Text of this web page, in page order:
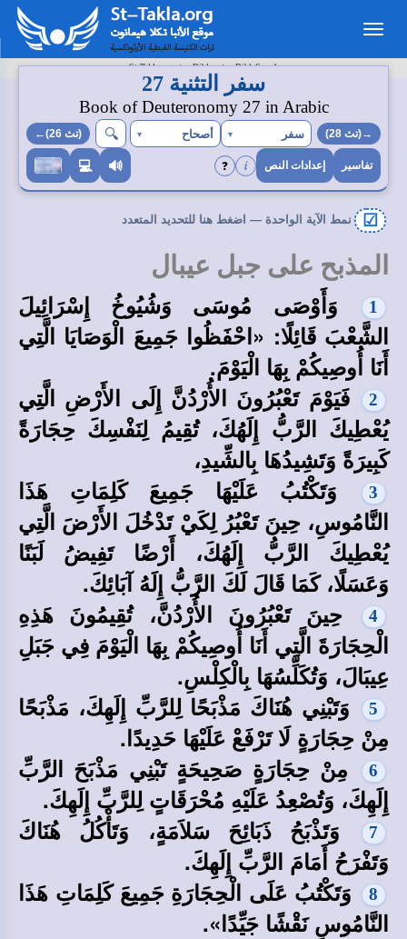
Toggle
navigation
St-Takla.org> Bibles> BibleSearch
تفاسير إعدادات النص i
❓
→(تث 28)
سفر التثنية 27
(تث 26)←
Book of Deuteronomy 27 in Arabic
سفر ▾ أصحاح ▾
🔍︎
🔊
💻
☑ نمط الآية الواحدة — اضغط هنا للتحديد المتعدد
المذبح على جبل عيبال
1
وَأَوْصَى مُوسَى وَشُيُوخُ إِسْرَائِيلَ
الشَّعْبَ قَائِلًا: «احْفَظُوا جَمِيعَ الْوَصَايَا الَّتِي
أَنَا أُوصِيكُمْ بِهَا الْيَوْمَ.
2
فَيَوْمَ تَعْبُرُونَ الأُرْدُنَّ إِلَى الأَرْضِ الَّتِي
يُعْطِيكَ الرَّبُّ إِلَهُكَ، تُقِيمُ لِنَفْسِكَ حِجَارَةً
كَبِيرَةً وَتَشِيدُهَا بِالشِّيدِ،
3
وَتَكْتُبُ عَلَيْهَا جَمِيعَ كَلِمَاتِ هَذَا
النَّامُوسِ، حِينَ تَعْبُرُ لِكَيْ تَدْخُلَ الأَرْضَ الَّتِي
يُعْطِيكَ الرَّبُّ إِلَهُكَ، أَرْضًا تَفِيضُ لَبَنًا
وَعَسَلًا، كَمَا قَالَ لَكَ الرَّبُّ إِلَهُ آبَائِكَ.
4
حِينَ تَعْبُرُونَ الأُرْدُنَّ، تُقِيمُونَ هَذِهِ
الْحِجَارَةَ الَّتِي أَنَا أُوصِيكُمْ بِهَا الْيَوْمَ فِي جَبَلِ
عِيبَالَ، وَتُكَلِّسُهَا بِالْكِلْسِ.
5
وَتَبْنِي هُنَاكَ مَذْبَحًا لِلرَّبِّ إِلَهِكَ، مَذْبَحًا
مِنْ حِجَارَةٍ لَا تَرْفَعْ عَلَيْهَا حَدِيدًا.
6
مِنْ حِجَارَةٍ صَحِيحَةٍ تَبْنِي مَذْبَحَ الرَّبِّ
إِلَهِكَ، وَتُصْعِدُ عَلَيْهِ مُحْرَقَاتٍ لِلرَّبِّ إِلَهِكَ.
7
وَتَذْبَحُ ذَبَائِحَ سَلاَمَةٍ، وَتَأْكُلُ هُنَاكَ
وَتَفْرَحُ أَمَامَ الرَّبِّ إِلَهِكَ.
8
وَتَكْتُبُ عَلَى الْحِجَارَةِ جَمِيعَ كَلِمَاتِ هَذَا
النَّامُوسِ نَقْشًا جَيِّدًا».